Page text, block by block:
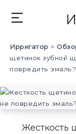
Ирригатор >
щетинок зубной
повредить эмаль?
Жесткость